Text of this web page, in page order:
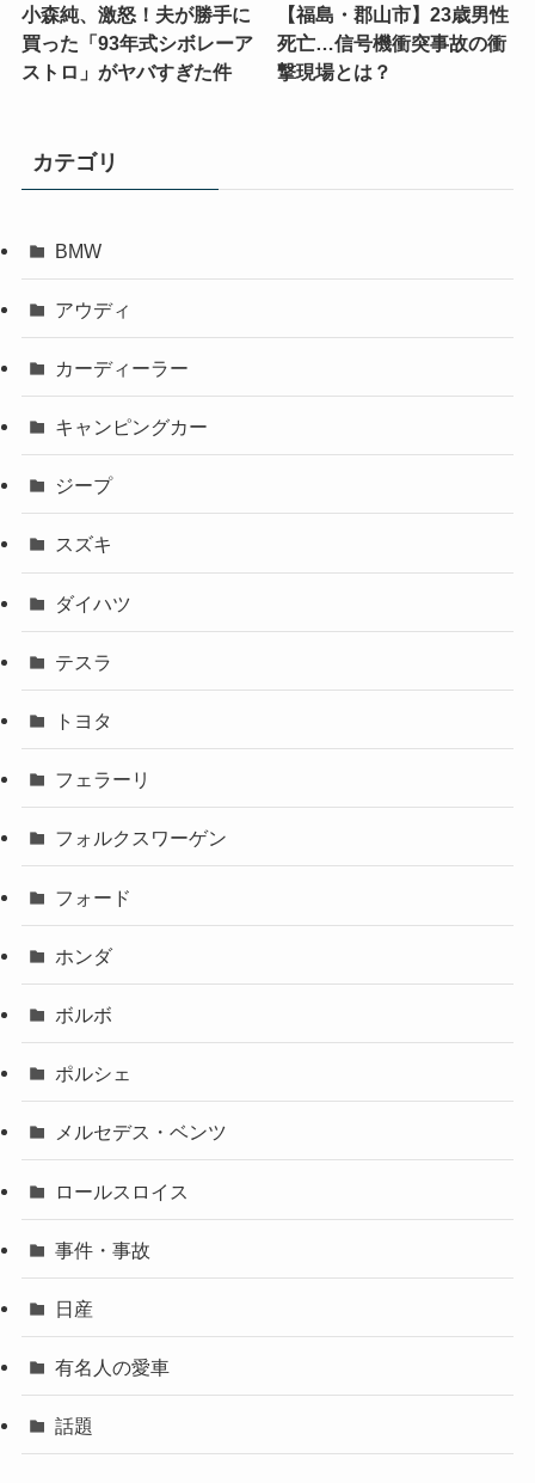
小森純、激怒！夫が勝手に
買った「93年式シボレーア
ストロ」がヤバすぎた件
【福島・郡山市】23歳男性
死亡…信号機衝突事故の衝
撃現場とは？
カテゴリ
BMW
アウディ
カーディーラー
キャンピングカー
ジープ
スズキ
ダイハツ
テスラ
トヨタ
フェラーリ
フォルクスワーゲン
フォード
ホンダ
ボルボ
ポルシェ
メルセデス・ベンツ
ロールスロイス
事件・事故
日産
有名人の愛車
話題